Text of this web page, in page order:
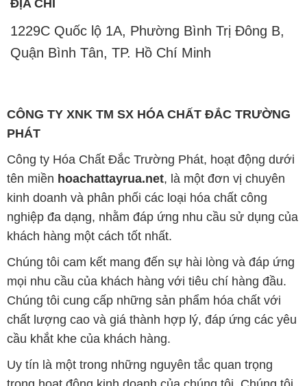
ĐỊA CHỈ
1229C Quốc lộ 1A, Phường Bình Trị Đông B,
Quận Bình Tân, TP. Hồ Chí Minh
CÔNG TY XNK TM SX HÓA CHẤT ĐẮC TRƯỜNG
PHÁT
Công ty Hóa Chất Đắc Trường Phát, hoạt động dưới
tên miền hoachattayrua.net, là một đơn vị chuyên
kinh doanh và phân phối các loại hóa chất công
nghiệp đa dạng, nhằm đáp ứng nhu cầu sử dụng của
khách hàng một cách tốt nhất.
Chúng tôi cam kết mang đến sự hài lòng và đáp ứng
mọi nhu cầu của khách hàng với tiêu chí hàng đầu.
Chúng tôi cung cấp những sản phẩm hóa chất với
chất lượng cao và giá thành hợp lý, đáp ứng các yêu
cầu khắt khe của khách hàng.
Uy tín là một trong những nguyên tắc quan trọng